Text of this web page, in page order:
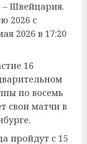
– Швейцария.
2026 с
2026 в 17:20
16
по восемь
свои матчи в
пройдут с 15